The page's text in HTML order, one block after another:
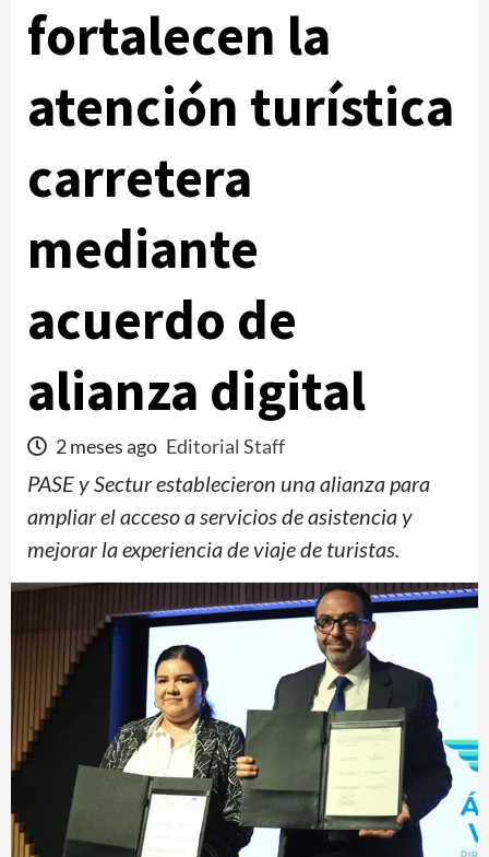
fortalecen la
atención turística
carretera
mediante
acuerdo de
alianza digital
2 meses ago Editorial Staff
PASE y Sectur establecieron una alianza para
ampliar el acceso a servicios de asistencia y
mejorar la experiencia de viaje de turistas.